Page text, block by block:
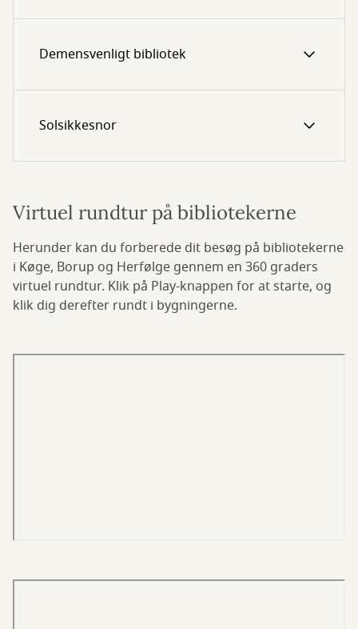
Demensvenligt bibliotek
Solsikkesnor
Virtuel rundtur på bibliotekerne
Herunder kan du forberede dit besøg på bibliotekerne
i Køge, Borup og Herfølge gennem en 360 graders
virtuel rundtur. Klik på Play-knappen for at starte, og
klik dig derefter rundt i bygningerne.